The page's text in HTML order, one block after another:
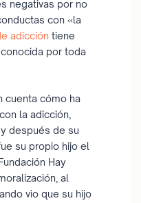
negativas por no
con «la
adicción tiene
por toda
cuenta cómo ha
la adicción,
después de su
su propio hijo el
Hay
al
vio que su hijo